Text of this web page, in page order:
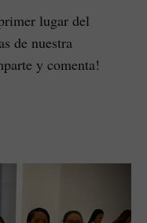
lugar del
de nuestra
y comenta!